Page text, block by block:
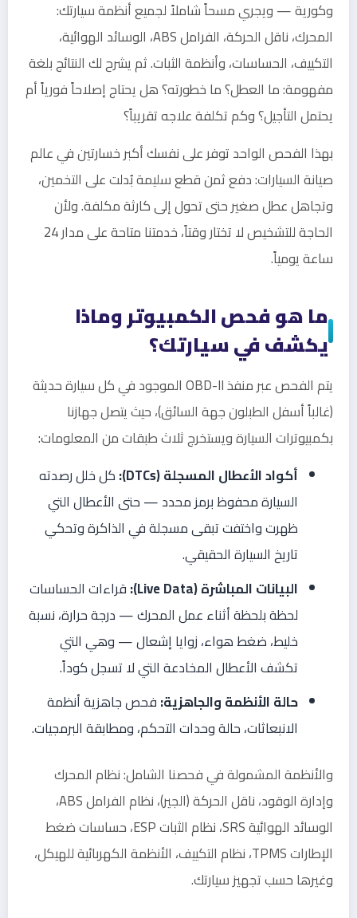
وكورية — ويجري مسحاً شاملاً لجميع أنظمة سيارتك:
المحرك، ناقل الحركة، الفرامل ABS، الوسائد الهوائية،
التكييف، الحساسات، وأنظمة الثبات. ثم يشرح لك النتائج بلغة
مفهومة: ما العطل؟ ما خطورته؟ هل يحتاج إصلاحاً فورياً أم
يحتمل التأجيل؟ وكم تكلفة علاجه تقريباً؟
بهذا الفحص الواحد توفر على نفسك أكبر خسارتين في عالم
صيانة السيارات: دفع ثمن قطع سليمة بُدلت على التخمين،
وتجاهل عطل صغير حتى تحول إلى كارثة مكلفة. ولأن
الحاجة للتشخيص لا تختار وقتاً، خدمتنا متاحة على مدار 24
ساعة يومياً.
ما هو فحص الكمبيوتر وماذا
يكشف في سيارتك؟
يتم الفحص عبر منفذ OBD-II الموجود في كل سيارة حديثة
(غالباً أسفل الطبلون جهة السائق)، حيث يتصل جهازنا
بكمبيوترات السيارة ويستخرج ثلاث طبقات من المعلومات:
أكواد الأعطال المسجلة (DTCs):
كل خلل رصدته
السيارة محفوظ برمز محدد — حتى الأعطال التي
ظهرت واختفت تبقى مسجلة في الذاكرة وتحكي
تاريخ السيارة الحقيقي.
البيانات المباشرة (Live Data):
قراءات الحساسات
لحظة بلحظة أثناء عمل المحرك — درجة حرارة، نسبة
خليط، ضغط هواء، زوايا إشعال — وهي التي
تكشف الأعطال المخادعة التي لا تسجل كوداً.
حالة الأنظمة والجاهزية: فحص جاهزية أنظمة
الانبعاثات، حالة وحدات التحكم، ومطابقة البرمجيات.
والأنظمة المشمولة في فحصنا الشامل: نظام المحرك
وإدارة الوقود، ناقل الحركة (الجير)، نظام الفرامل ABS،
الوسائد الهوائية SRS، نظام الثبات ESP، حساسات ضغط
الإطارات TPMS، نظام التكييف، الأنظمة الكهربائية للهيكل،
وغيرها حسب تجهيز سيارتك.